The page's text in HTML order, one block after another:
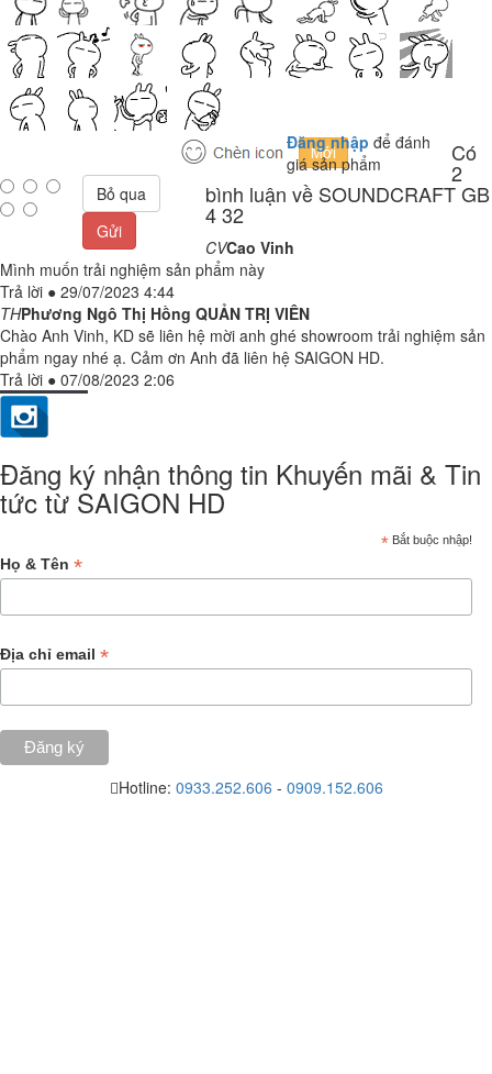
Đăng nhập để đánh
giá sản phẩm
Bỏ qua
Gửi
Có
2
bình luận về SOUNDCRAFT GB
4 32
CVCao Vinh
Mình muốn trải nghiệm sản phẩm này
Trả lời ● 29/07/2023 4:44
THPhương Ngô Thị Hồng QUẢN TRỊ VIÊN
Chào Anh Vinh, KD sẽ liên hệ mời anh ghé showroom trải nghiệm sản
phẩm ngay nhé ạ. Cảm ơn Anh đã liên hệ SAIGON HD.
Trả lời ● 07/08/2023 2:06
Đăng ký nhận thông tin Khuyến mãi & Tin
tức từ SAIGON HD
* Bắt buộc nhập!
Họ & Tên *
Địa chỉ email *
Hotline: 0933.252.606 - 0909.152.606